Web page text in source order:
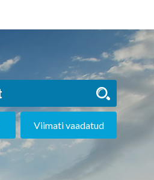
Viimati vaadatud